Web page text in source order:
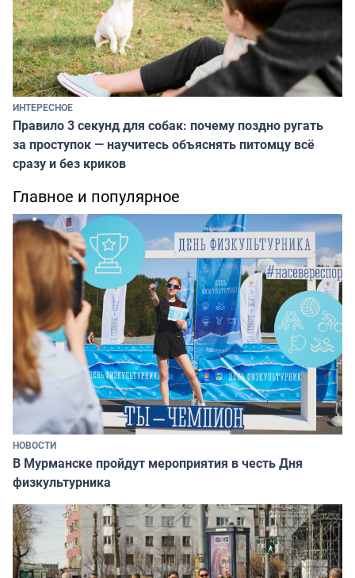
ИНТЕРЕСНОЕ
Правило 3 секунд для собак: почему поздно ругать
за проступок — научитесь объяснять питомцу всё
сразу и без криков
Главное и популярное
НОВОСТИ
В Мурманске пройдут мероприятия в честь Дня
физкультурника